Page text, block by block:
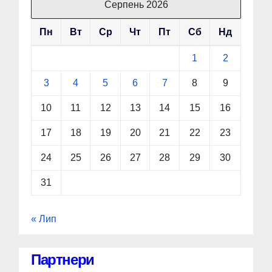
Серпень 2026
Пн Вт Ср Чт Пт Сб Нд
1 2
3 4 5 6 7 8 9
10 11 12 13 14 15 16
17 18 19 20 21 22 23
24 25 26 27 28 29 30
31
« Лип
Партнери